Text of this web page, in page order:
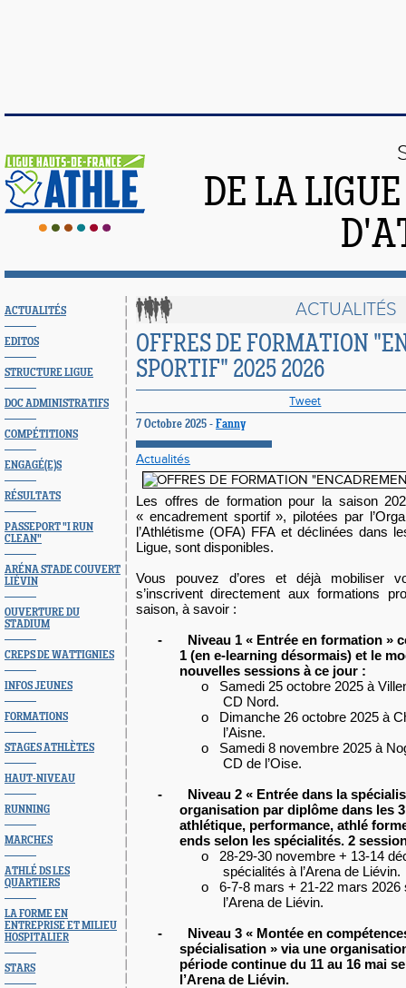
DE LA
ACTUALITÉS
EDITOS
STRUCTURE LIGUE
DOC ADMINISTRATIFS
COMPÉTITIONS
ENGAGÉ(E)S
RÉSULTATS
PASSEPORT "I RUN
CLEAN"
ARÉNA STADE COUVERT
LIÉVIN
OUVERTURE DU
STADIUM
CREPS DE WATTIGNIES
INFOS JEUNES
FORMATIONS
STAGES ATHLÈTES
HAUT-NIVEAU
RUNNING
MARCHES
ATHLÉ DS LES
QUARTIERS
LA FORME EN
ENTREPRISE ET MILIEU
HOSPITALIER
STARS
ACTUALITÉS
OFFRES DE FORMATION
SPORTIF" 2025 2026
Tweet
7 Octobre 2025 - Fanny
Actualités
Les offres de formation pour la saison
« encadrement sportif », pilotées par
l’Athlétisme (OFA) FFA et déclinées dans
Ligue, sont disponibles.
Vous pouvez d’ores et déjà mobiliser
s’inscrivent directement aux formations
saison, à savoir :
-
Niveau 1 « Entrée en formation »
1 (en e-learning désormais) et le
nouvelles sessions à ce jour :
o
Samedi 25 octobre 2025 à
CD Nord.
o
Dimanche 26 octobre 2025 à
l’Aisne.
o
Samedi 8 novembre 2025 à
CD de l’Oise.
-
Niveau 2 « Entrée dans la
organisation par diplôme dans les
athlétique, performance, athlé
ends selon les spécialités. 2
o
28-29-30 novembre + 13-14
spécialités à l’Arena de Liévin.
o
6-7-8 mars + 21-22 mars 2026
l’Arena de Liévin.
-
Niveau 3 « Montée en
spécialisation » via une
période continue du 11 au 16 mai
l’Arena de Liévin.